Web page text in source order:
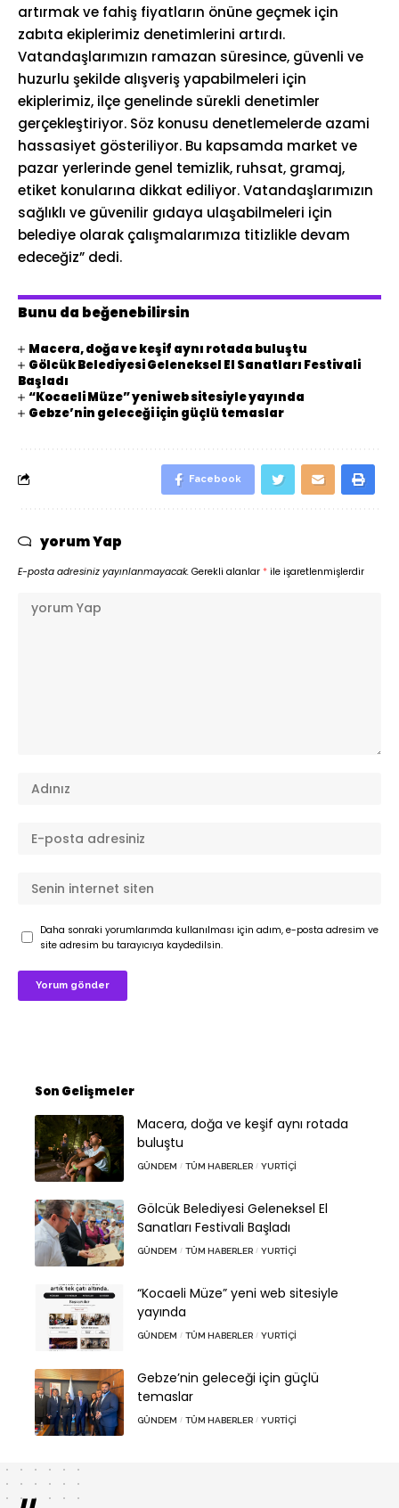
artırmak ve fahiş fiyatların önüne geçmek için
zabıta ekiplerimiz denetimlerini artırdı.
Vatandaşlarımızın ramazan süresince, güvenli ve
huzurlu şekilde alışveriş yapabilmeleri için
ekiplerimiz, ilçe genelinde sürekli denetimler
gerçekleştiriyor. Söz konusu denetlemelerde azami
hassasiyet gösteriliyor. Bu kapsamda market ve
pazar yerlerinde genel temizlik, ruhsat, gramaj,
etiket konularına dikkat ediliyor. Vatandaşlarımızın
sağlıklı ve güvenilir gıdaya ulaşabilmeleri için
belediye olarak çalışmalarımıza titizlikle devam
edeceğiz” dedi.
Bunu da beğenebilirsin
Macera, doğa ve keşif aynı rotada buluştu
Gölcük Belediyesi Geleneksel El Sanatları Festivali
Başladı
“Kocaeli Müze” yeni web sitesiyle yayında
Gebze’nin geleceği için güçlü temaslar
Facebook
yorum Yap
E-posta adresiniz yayınlanmayacak. Gerekli alanlar * ile işaretlenmişlerdir
Daha sonraki yorumlarımda kullanılması için adım, e-posta adresim ve
site adresim bu tarayıcıya kaydedilsin.
Son Gelişmeler
Macera, doğa ve keşif aynı rotada
buluştu
GÜNDEM TÜM HABERLER YURTIÇI
Gölcük Belediyesi Geleneksel El
Sanatları Festivali Başladı
GÜNDEM TÜM HABERLER YURTIÇI
“Kocaeli Müze” yeni web sitesiyle
yayında
GÜNDEM TÜM HABERLER YURTIÇI
Gebze’nin geleceği için güçlü
temaslar
GÜNDEM TÜM HABERLER YURTIÇI